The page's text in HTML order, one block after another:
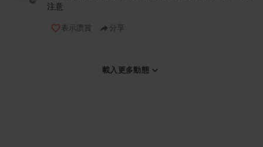
注意
表示讚賞 分享
載入更多動態